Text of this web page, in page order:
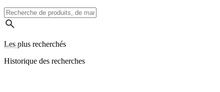
Les plus recherchés
Historique des recherches